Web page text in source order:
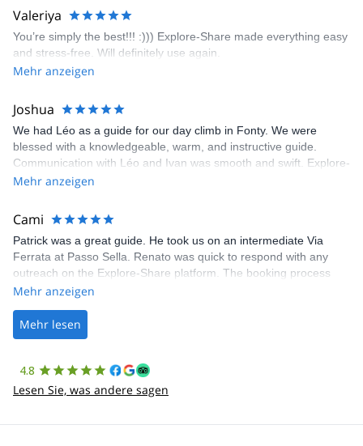
area. The weather was perfect, no direct sun and cool enough to
enjoy the climbs. Explore-Share made booking an outdoor
climbing experience in Lisbon extremely easy. Luis, our guide,
was fantastic, and the platform’s organization was flawless.
Valeriya
You’re simply the best!!! :))) Explore-Share made everything easy
and stress-free. Will definitely use again.
Mehr anzeigen
Joshua
We had Léo as a guide for our day climb in Fonty. We were
blessed with a knowledgeable, warm, and instructive guide.
Communication with Léo and Ivan was smooth and swift. Explore-
Share was excellent in arranging everything for our day climb.
making our adventure stress-free.
Mehr anzeigen
Cami
Patrick was a great guide. He took us on an intermediate Via
Ferrata at Passo Sella. Renato was quick to respond with any
outreach on the Explore-Share platform. The booking process
was straightforward, and once Patrick was confirmed, all went
the platform.
Mehr anzeigen
Mehr lesen
4.8
Lesen Sie, was andere sagen